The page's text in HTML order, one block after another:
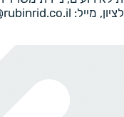
לציון, מייל: sales@rubinrid.co.il